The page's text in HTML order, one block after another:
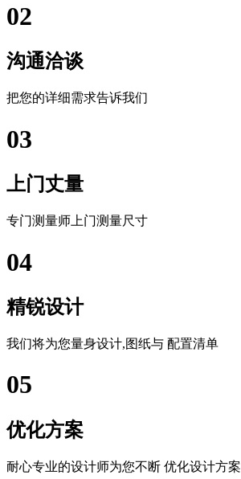
02
沟通洽谈
把您的详细需求告诉我们
03
上门丈量
专门测量师上门测量尺寸
04
精锐设计
我们将为您量身设计,图纸与 配置清单
05
优化方案
耐心专业的设计师为您不断 优化设计方案